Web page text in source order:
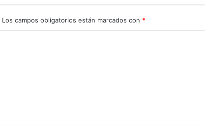
Los campos obligatorios están marcados con *